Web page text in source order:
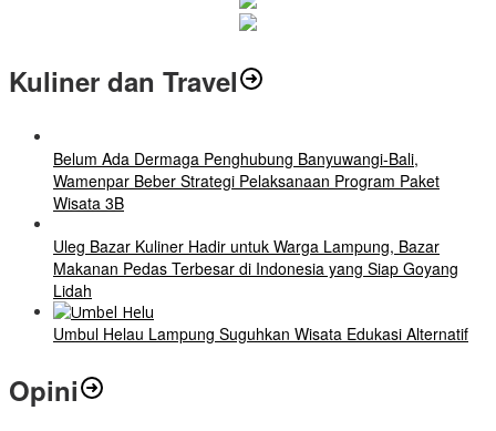
Kuliner dan Travel
Belum Ada Dermaga Penghubung Banyuwangi-Bali,
Wamenpar Beber Strategi Pelaksanaan Program Paket
Wisata 3B
Uleg Bazar Kuliner Hadir untuk Warga Lampung, Bazar
Makanan Pedas Terbesar di Indonesia yang Siap Goyang
Lidah
Umbul Helau Lampung Suguhkan Wisata Edukasi Alternatif
Opini